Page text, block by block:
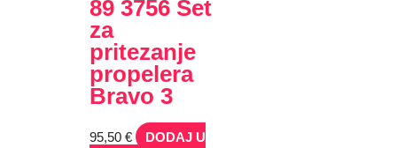
89 3756 Set
za
pritezanje
propelera
Bravo 3
95,50€
DODAJ U